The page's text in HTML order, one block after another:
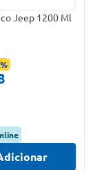
Jeep 1200 Ml
%